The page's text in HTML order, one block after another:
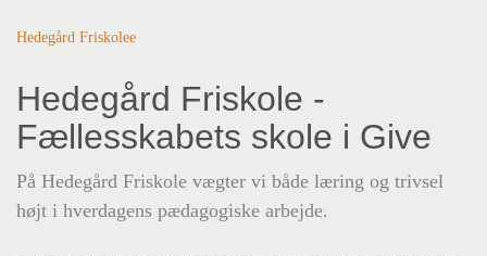
Hedegård Friskolee
Hedegård Friskole -
Fællesskabets skole i Give
På Hedegård Friskole vægter vi både læring og trivsel
højt i hverdagens pædagogiske arbejde.